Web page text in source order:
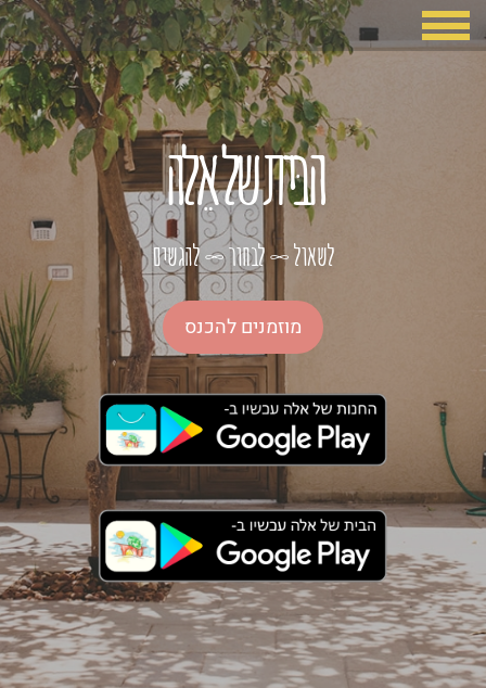
הבּית של אֵלה
לשאול∞לבחור∞להגשים
מוזמנים להכנס